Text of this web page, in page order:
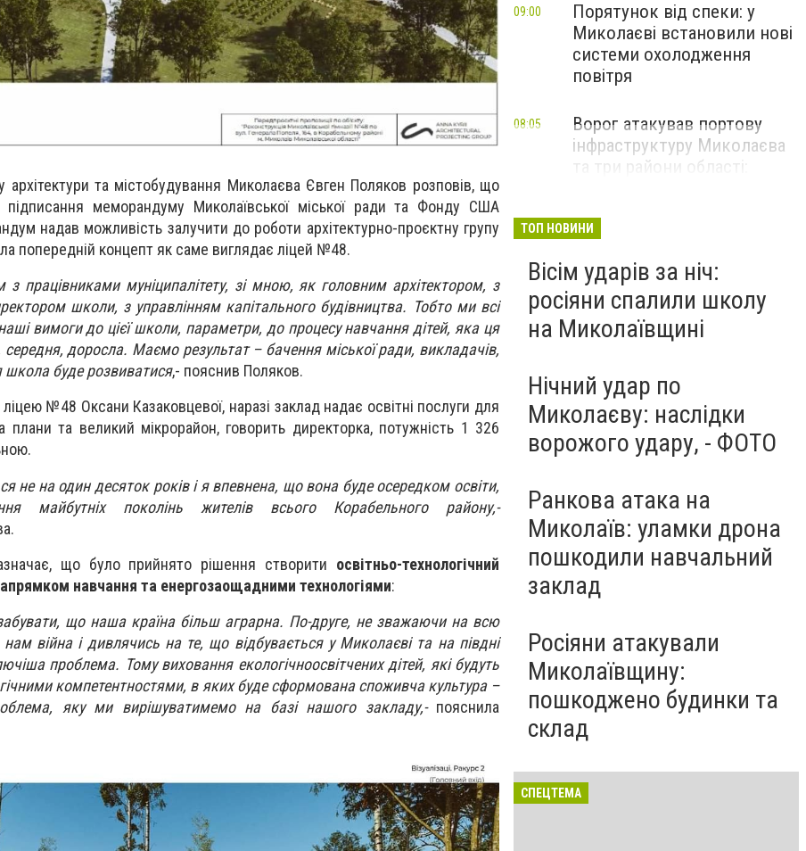
архітектури та містобудування Миколаєва Євген Поляков розповів, що
підписання меморандуму Миколаївської міської ради та Фонду США
надав можливість залучити до роботи архітектурно-проєктну групу
попередній концепт як саме виглядає ліцей №48.
працівниками муніципалітету, зі мною, як головним архітектором, з
школи, з управлінням капітального будівництва. Тобто ми всі
вимоги до цієї школи, параметри, до процесу навчання дітей, яка ця
доросла. Маємо результат – бачення міської ради, викладачів,
школа буде розвиватися,- пояснив Поляков.
№48 Оксани Казаковцевої, наразі заклад надає освітні послуги для
та великий мікрорайон, говорить директорка, потужність 1 326
не на один десяток років і я впевнена, що вона буде осередком освіти,
майбутніх поколінь жителів всього Корабельного району,-
що було прийнято рішення створити освітньо-технологічний
навчання та енергозаощадними технологіями:
що наша країна більш аграрна. По-друге, не зважаючи на всю
війна і дивлячись на те, що відбувається у Миколаєві та на півдні
проблема. Тому виховання екологічноосвітчених дітей, які будуть
компетентностями, в яких буде сформована споживча культура –
яку ми вирішуватимемо на базі нашого закладу,- пояснила
Порятунок від спеки: у
Миколаєві встановили нові
системи охолодження
повітря
09:00
Ворог атакував портову
інфраструктуру Миколаєва
та три райони області:
08:05
ТОП НОВИНИ
Вісім ударів за ніч:
росіяни спалили школу
на Миколаївщині
Нічний удар по
Миколаєву: наслідки
ворожого удару, - ФОТО
Ранкова атака на
Миколаїв: уламки дрона
пошкодили навчальний
заклад
Росіяни атакували
Миколаївщину:
пошкоджено будинки та
склад
СПЕЦТЕМА